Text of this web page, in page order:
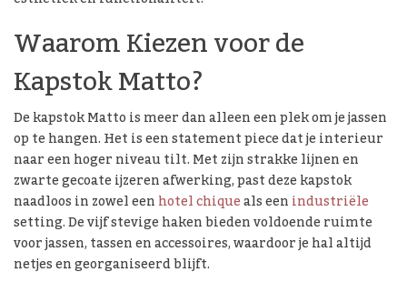
Waarom Kiezen voor de
Kapstok Matto?
De kapstok Matto is meer dan alleen een plek om je jassen
op te hangen. Het is een statement piece dat je interieur
naar een hoger niveau tilt. Met zijn strakke lijnen en
zwarte gecoate ijzeren afwerking, past deze kapstok
naadloos in zowel eenhotel chiqueals eenindustriële
setting. De vijf stevige haken bieden voldoende ruimte
voor jassen, tassen en accessoires, waardoor je hal altijd
netjes en georganiseerd blijft.